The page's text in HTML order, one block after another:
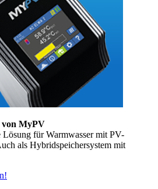
von MyPV
Lösung für Warmwasser mit PV-
als Hybridspeichersystem mit